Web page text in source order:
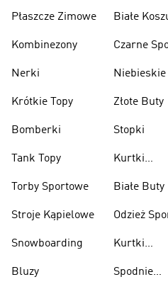
Płaszcze Zimowe
Kombinezony
Nerki
Krótkie Topy
Bomberki
Tank Topy
Torby Sportowe
Stroje Kąpielowe
Snowboarding
Bluzy
Białe
Czarne
Złote Buty
Stopki
Kurtki
Białe Buty
Odzież
Kurtki
Spodnie